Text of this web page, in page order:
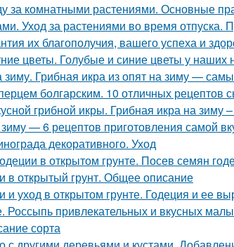
за комнатными растениями. Основные
Уход за растениями во время
их благополучия, вашего успеха и
цветы. Голубые и синие цветы у наших
зиму. Грибная икра из опят на зиму —
болгарским. 10 отличных рецептов
грибной икры. Грибная икра на зиму
— 6 рецептов приготовления самой
декоративного. Уход
в открытом грунте. Посев семян
в открытый грунт. Общее описание
и уход в открытом грунте. Годеция и ее
Россыпь привлекательных и вкусных
сорта